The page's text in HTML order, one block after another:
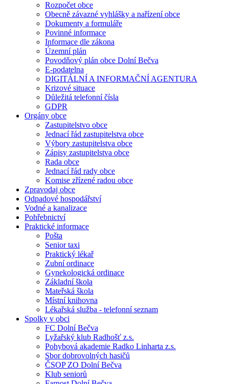
Rozpočet obce
Obecně závazné vyhlášky a nařízení obce
Dokumenty a formuláře
Povinné informace
Informace dle zákona
Územní plán
Povodňový plán obce Dolní Bečva
E-podatelna
DIGITÁLNÍ A INFORMAČNÍ AGENTURA
Krizové situace
Důležitá telefonní čísla
GDPR
Orgány obce
Zastupitelstvo obce
Jednací řád zastupitelstva obce
Výbory zastupitelstva obce
Zápisy zastupitelstva obce
Rada obce
Jednací řád rady obce
Komise zřízené radou obce
Zpravodaj obce
Odpadové hospodářství
Vodné a kanalizace
Pohřebnictví
Praktické informace
Pošta
Senior taxi
Praktický lékař
Zubní ordinace
Gynekologická ordinace
Základní škola
Mateřská škola
Místní knihovna
Lékařská služba - telefonní seznam
Spolky v obci
FC Dolní Bečva
Lyžařský klub Radhošť z.s.
Pohybová akademie Radko Linharta z.s.
Sbor dobrovolných hasičů
ČSOP ZO Dolní Bečva
Klub seniorů